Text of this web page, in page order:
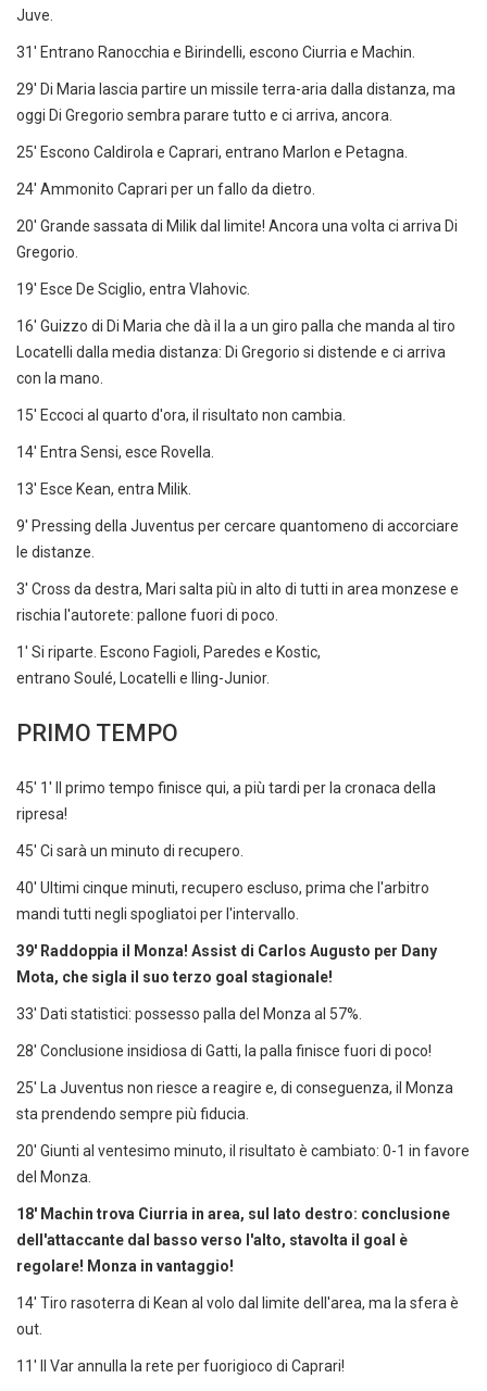
Juve.
31' Entrano Ranocchia e Birindelli, escono Ciurria e Machin.
29' Di Maria lascia partire un missile terra-aria dalla distanza, ma
oggi Di Gregorio sembra parare tutto e ci arriva, ancora.
25' Escono Caldirola e Caprari, entrano Marlon e Petagna.
24' Ammonito Caprari per un fallo da dietro.
20' Grande sassata di Milik dal limite! Ancora una volta ci arriva Di
Gregorio.
19' Esce De Sciglio, entra Vlahovic.
16' Guizzo di Di Maria che dà il la a un giro palla che manda al tiro
Locatelli dalla media distanza: Di Gregorio si distende e ci arriva
con la mano.
15' Eccoci al quarto d'ora, il risultato non cambia.
14' Entra Sensi, esce Rovella.
13' Esce Kean, entra Milik.
9' Pressing della Juventus per cercare quantomeno di accorciare
le distanze.
3' Cross da destra, Mari salta più in alto di tutti in area monzese e
rischia l'autorete: pallone fuori di poco.
1' Si riparte. Escono Fagioli, Paredes e Kostic,
entrano Soulé, Locatelli e Iling-Junior.
PRIMO TEMPO
45' 1' Il primo tempo finisce qui, a più tardi per la cronaca della
ripresa!
45' Ci sarà un minuto di recupero.
40' Ultimi cinque minuti, recupero escluso, prima che l'arbitro
mandi tutti negli spogliatoi per l'intervallo.
39' Raddoppia il Monza! Assist di Carlos Augusto per Dany
Mota, che sigla il suo terzo goal stagionale!
33' Dati statistici: possesso palla del Monza al 57%.
28' Conclusione insidiosa di Gatti, la palla finisce fuori di poco!
25' La Juventus non riesce a reagire e, di conseguenza, il Monza
sta prendendo sempre più fiducia.
20' Giunti al ventesimo minuto, il risultato è cambiato: 0-1 in favore
del Monza.
18' Machin trova Ciurria in area, sul lato destro: conclusione
dell'attaccante dal basso verso l'alto, stavolta il goal è
regolare! Monza in vantaggio!
14' Tiro rasoterra di Kean al volo dal limite dell'area, ma la sfera è
out.
11' Il Var annulla la rete per fuorigioco di Caprari!